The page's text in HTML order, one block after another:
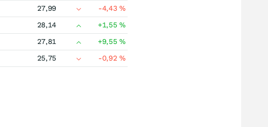
27,99 -4,43%
28,14 +1,55%
27,81 +9,55%
25,75 -0,92%